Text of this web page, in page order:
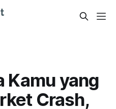
Kamu yang
Crash,